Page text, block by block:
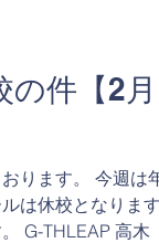
の件【2月
ります。 今週は年
は休校となります
G-THLEAP 高木